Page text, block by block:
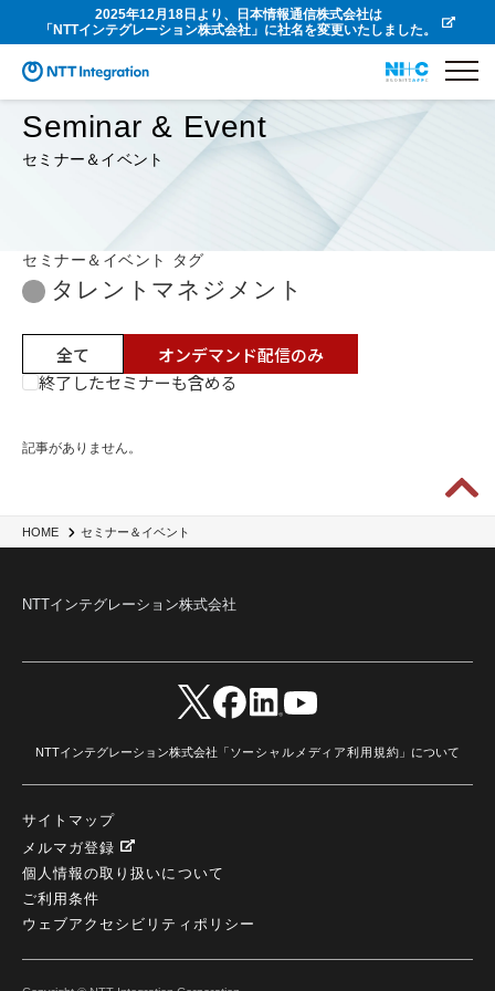
2025年12月18日より、日本情報通信株式会社は
「NTTインテグレーション株式会社」に社名を変更いたしました。
Seminar & Event
セミナー＆イベント
HOME セミナー＆イベント
セミナー＆イベント タグ
タレントマネジメント
全て
オンデマンド配信のみ
終了したセミナーも含める
記事がありません。
NTTインテグレーション株式会社
NTTインテグレーション株式会社「ソーシャルメディア利用規約 」について
サイトマップ
メルマガ登録
個人情報の取り扱いについて
ご利用条件
ウェブアクセシビリティポリシー